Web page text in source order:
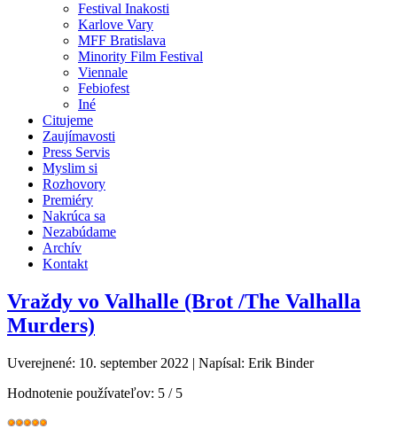
Festival Inakosti
Karlove Vary
MFF Bratislava
Minority Film Festival
Viennale
Febiofest
Iné
Citujeme
Zaujímavosti
Press Servis
Myslim si
Rozhovory
Premiéry
Nakrúca sa
Nezabúdame
Archív
Kontakt
Vraždy vo Valhalle (Brot /The Valhalla
Murders)
Uverejnené: 10. september 2022 | Napísal: Erik Binder
Hodnotenie používateľov: 5 / 5